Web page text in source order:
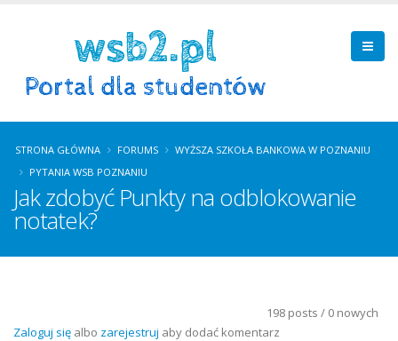
STRONA GŁÓWNA FORUMS
WYŻSZA SZKOŁA BANKOWA W POZNANIU
PYTANIA WSB POZNANIU
Jak zdobyć Punkty na odblokowanie
notatek?
198 posts / 0 nowych
Zaloguj się albo zarejestruj aby dodać komentarz